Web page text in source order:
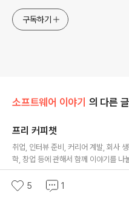
구독하기
소프트웨어 이야기 의 다른 글
프리 커피챗
취업, 인터뷰 준비, 커리어 계발, 회사
학, 창업 등에 관해서 함께 이야기를 나
시작합니다. 다음 사이트를 이용하시면
다른 훌륭한 분들이 계십니다.
0 0 2026. 1. 3.
5 1